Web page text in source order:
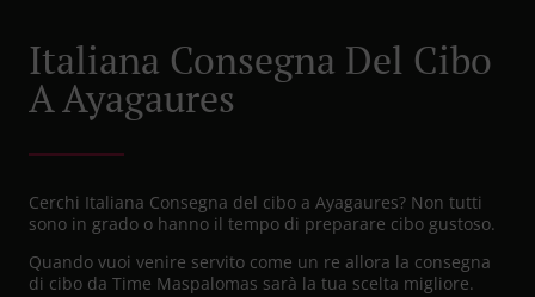
Italiana Consegna Del Cibo
A Ayagaures
Cerchi Italiana Consegna del cibo a Ayagaures? Non tutti
sono in grado o hanno il tempo di preparare cibo gustoso.
Quando vuoi venire servito come un re allora la consegna
di cibo da Time Maspalomas sarà la tua scelta migliore.